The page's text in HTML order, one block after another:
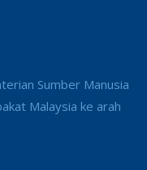
Sumber Manusia
Malaysia ke arah